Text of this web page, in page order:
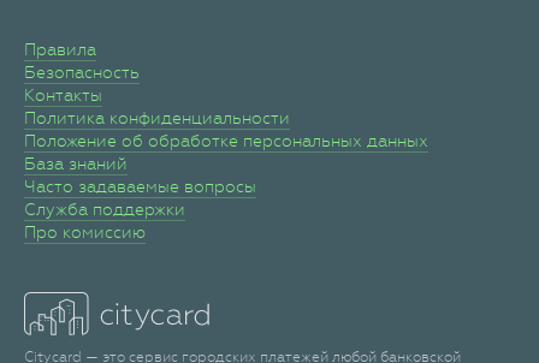
Правила
Безопасность
Контакты
Политика конфиденциальности
Положение об обработке персональных данных
База знаний
Часто задаваемые вопросы
Служба поддержки
Про комиссию
Citycard — это сервис городских платежей любой банковской